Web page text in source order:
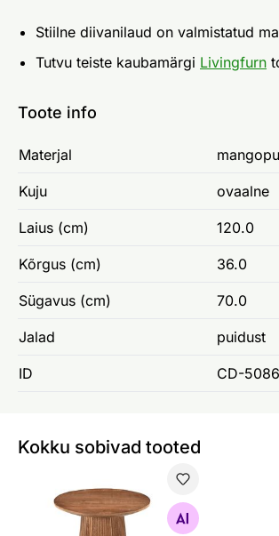
Stiilne diivanilaud on valmistatud
Tutvu teiste kaubamärgi Livingfurn
Toote info
Materjal
Kuju ovaalne
Laius (cm) 120.0
Kõrgus (cm) 36.0
Sügavus (cm) 70.0
Jalad puidust
ID CD-
Kokku sobivad tooted
Diivanilaud Salvator Ø 50 cm
Otsi sarnaseid